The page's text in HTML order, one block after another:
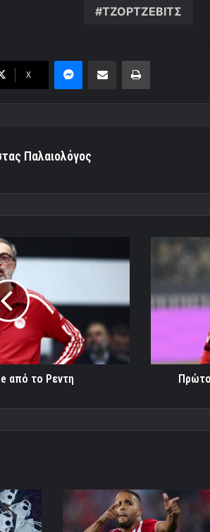
ΤΖΟΡΤΖΕΒΙΤΣ
X
MessengerΚοινοποίηση μέσω ηλεκτρονικού ταχυδρομείουΕκτύπωση
Παλαιολόγος
από το Ρεντη
Πρώτος